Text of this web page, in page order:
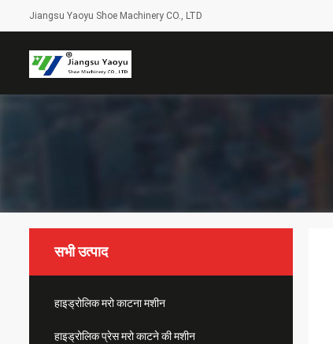
Jiangsu Yaoyu Shoe Machinery CO., LTD
सभी उत्पाद
हाइड्रोलिक मरो काटना मशीन
हाइड्रोलिक प्रेस मरो काटने की मशीन